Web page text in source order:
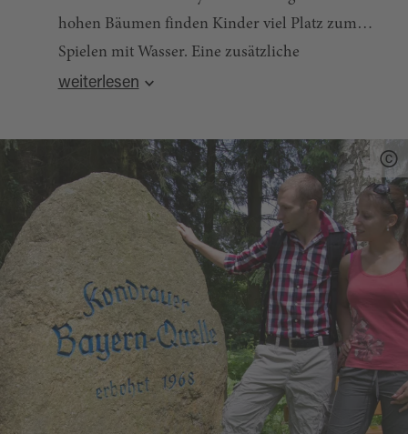
hohen Bäumen finden Kinder viel Platz zum
Spielen mit Wasser. Eine zusätzliche
Besonderheit im Quellenpark ist die
erreichen den Quellenpark über die Zufahrt
zum Verwaltungsgebäude (nach dem
Ortsschild Richtung Kondrau rechts in die
Straße einbiegen).
Die genaue Wanderbeschreibung finden Sie bei
den Wanderwegen (Nr. 7a).
Quelle:destination.one
weiterlesen